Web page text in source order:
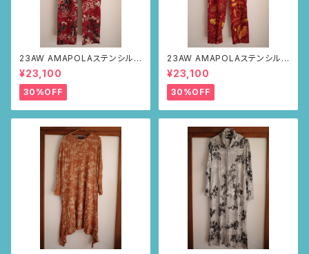
23AW AMAPOLAステンシルパ
ンツ(ボルドー・サボテンの山道
柄)
¥23,100
30%OFF
23AW AMAPOLAステンシルパ
ンツ(ボルドー・リーフ柄)
¥23,100
30%OFF